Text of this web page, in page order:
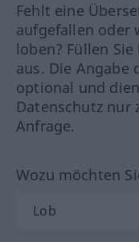
Fehlt eine
aufgefallen oder
loben? Füllen
aus. Die Angabe
optional und
Datenschutz nur
Anfrage.
Wozu möchten